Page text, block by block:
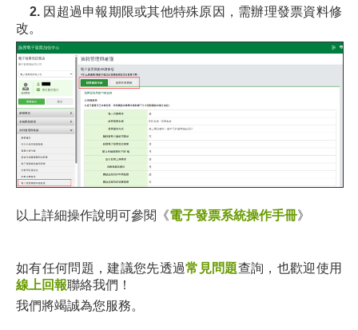
2. 因超過申報期限或其他特殊原因，需辦理發票資料修
改。
以上詳細操作說明可參閱《電子發票系統操作手冊》
如有任何問題，建議您先透過常見問題查詢，也歡迎使用
線上回報聯絡我們！
我們將竭誠為您服務。